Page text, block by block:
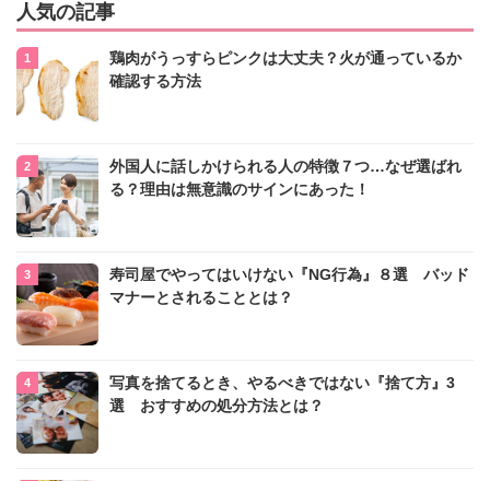
人気の記事
鶏肉がうっすらピンクは大丈夫？火が通っているか
確認する方法
外国人に話しかけられる人の特徴７つ…なぜ選ばれ
る？理由は無意識のサインにあった！
寿司屋でやってはいけない『NG行為』８選 バッド
マナーとされることとは？
写真を捨てるとき、やるべきではない『捨て方』3
選 おすすめの処分方法とは？